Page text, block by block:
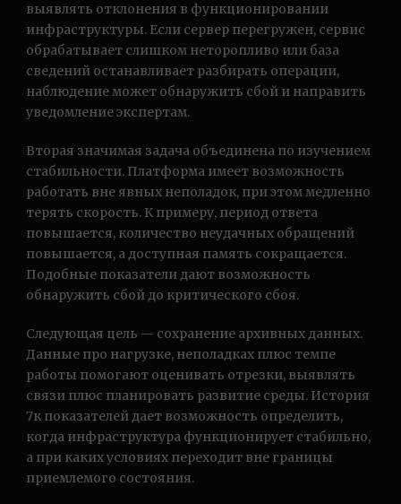
выявлять отклонения в функционировании
инфраструктуры. Если сервер перегружен, сервис
обрабатывает слишком неторопливо или база
сведений останавливает разбирать операции,
наблюдение может обнаружить сбой и направить
уведомление экспертам.
Вторая значимая задача объединена по изучением
стабильности. Платформа имеет возможность
работать вне явных неполадок, при этом медленно
терять скорость. К примеру, период ответа
повышается, количество неудачных обращений
повышается, а доступная память сокращается.
Подобные показатели дают возможность
обнаружить сбой до критического сбоя.
Следующая цель — сохранение архивных данных.
Данные про нагрузке, неполадках плюс темпе
работы помогают оценивать отрезки, выявлять
связи плюс планировать развитие среды. История
7к показателей дает возможность определить,
когда инфраструктура функционирует стабильно,
а при каких условиях переходит вне границы
приемлемого состояния.